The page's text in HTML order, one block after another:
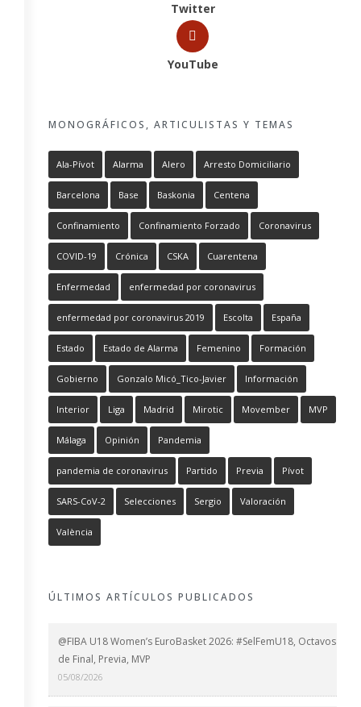
Twitter
YouTube
MONOGRÁFICOS, ARTICULISTAS Y TEMAS
Ala-Pívot Alarma Alero Arresto Domiciliario
Barcelona Base Baskonia Centena
Confinamiento Confinamiento Forzado Coronavirus
COVID-19 Crónica CSKA Cuarentena
Enfermedad enfermedad por coronavirus
enfermedad por coronavirus 2019 Escolta España
Estado Estado de Alarma Femenino Formación
Gobierno Gonzalo Micó_Tico-Javier Información
Interior Liga Madrid Mirotic Movember MVP
Málaga Opinión Pandemia
pandemia de coronavirus Partido Previa Pívot
SARS-CoV-2 Selecciones Sergio Valoración
València
ÚLTIMOS ARTÍCULOS PUBLICADOS
@FIBA U18 Women’s EuroBasket 2026: #SelFemU18, Octavos
de Final, Previa, MVP
05/08/2026